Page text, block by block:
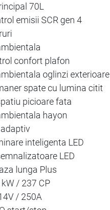
70L
emisii SCR gen 4
confort plafon
oglinzi exterioare
spate cu lumina citit
picioare fata
hayon
inteligenta LED
LED
lunga Plus
/ 237 CP
/ 250A